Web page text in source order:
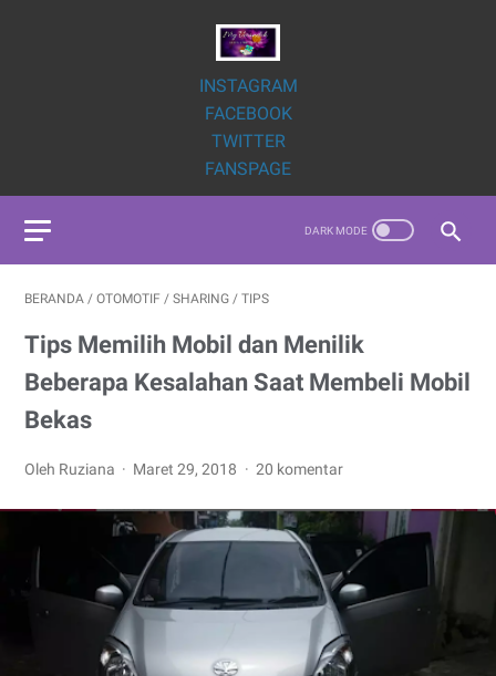
INSTAGRAM
FACEBOOK
TWITTER
FANSPAGE
BERANDA / OTOMOTIF / SHARING / TIPS
Tips Memilih Mobil dan Menilik
Beberapa Kesalahan Saat Membeli Mobil
Bekas
Oleh Ruziana Maret 29, 2018 20 komentar